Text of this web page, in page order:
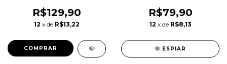
R$129,90
12 x de R$13,22
R$79,90
12 x de R$8,13
ESPIAR